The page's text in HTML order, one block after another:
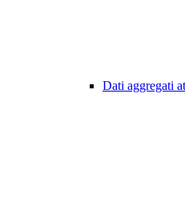
Dati aggregati